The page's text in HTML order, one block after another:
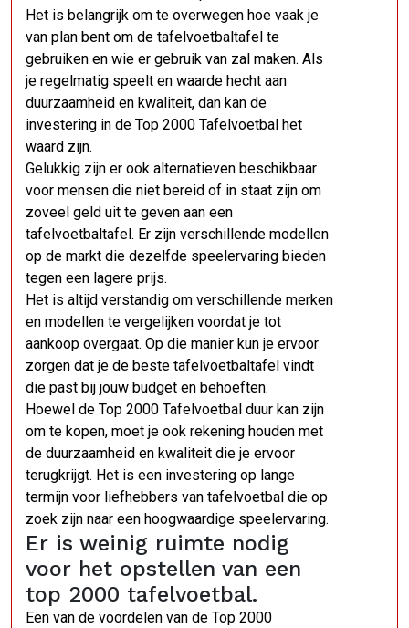
Het is belangrijk om te overwegen hoe vaak je
van plan bent om de tafelvoetbaltafel te
gebruiken en wie er gebruik van zal maken. Als
je regelmatig speelt en waarde hecht aan
duurzaamheid en kwaliteit, dan kan de
investering in de Top 2000 Tafelvoetbal het
waard zijn.
Gelukkig zijn er ook alternatieven beschikbaar
voor mensen die niet bereid of in staat zijn om
zoveel geld uit te geven aan een
tafelvoetbaltafel. Er zijn verschillende modellen
op de markt die dezelfde speelervaring bieden
tegen een lagere prijs.
Het is altijd verstandig om verschillende merken
en modellen te vergelijken voordat je tot
aankoop overgaat. Op die manier kun je ervoor
zorgen dat je de beste tafelvoetbaltafel vindt
die past bij jouw budget en behoeften.
Hoewel de Top 2000 Tafelvoetbal duur kan zijn
om te kopen, moet je ook rekening houden met
de duurzaamheid en kwaliteit die je ervoor
terugkrijgt. Het is een investering op lange
termijn voor liefhebbers van tafelvoetbal die op
zoek zijn naar een hoogwaardige speelervaring.
Er is weinig ruimte nodig
voor het opstellen van een
top 2000 tafelvoetbal.
Een van de voordelen van de Top 2000